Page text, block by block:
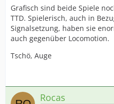
Grafisch sind beide Spiele
TTD. Spielerisch, auch in
Signalsetzung, haben sie
auch gegenüber Locomotion.
Tschö, Auge
Rocas